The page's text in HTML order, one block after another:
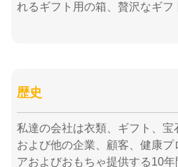
れるギフト用の箱、贅沢なギフ
歴史
私達の会社は衣類、ギフト、
および他の企業、顧客、健康プ
アおよびおもちゃ提供する10年